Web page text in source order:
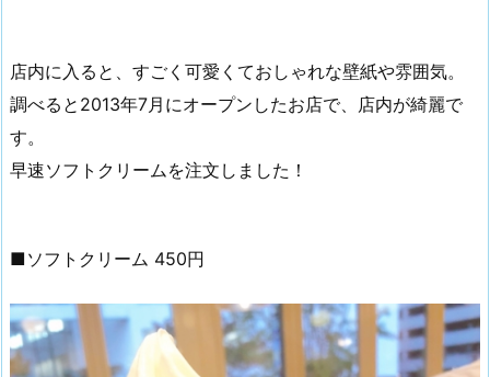
店内に入ると、すごく可愛くておしゃれな壁紙や雰囲気。
調べると2013年7月にオープンしたお店で、店内が綺麗で
す。
早速ソフトクリームを注文しました！
■ソフトクリーム 450円